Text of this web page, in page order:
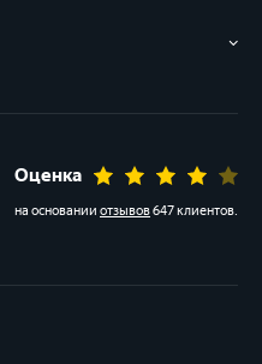
Оценка
на основании отзывов647 клиентов.